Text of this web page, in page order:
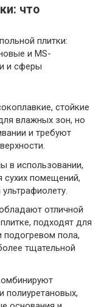
что
плитки:
и MS-
и сферы
стойкие
влажных зон, но
и требуют
в использовании,
сухих помещений,
отличной
подходят для
пола,
тщательной
полиуретановых,